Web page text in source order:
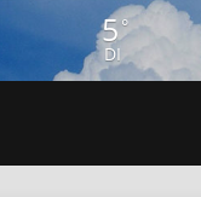
5°
DI